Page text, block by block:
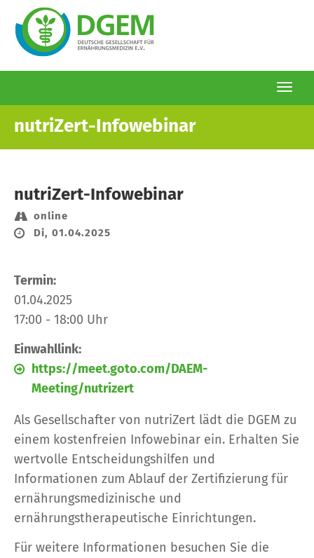
zumnutriZert-Infowebinar
nutriZert-Infowebinar
online
Di, 01.04.2025
Termin:
01.04.2025
17:00 - 18:00 Uhr
Einwahllink:
https://meet.goto.com/DAEM-
Meeting/nutrizert
Als Gesellschafter von nutriZert lädt die DGEM zu
einem kostenfreien Infowebinar ein. Erhalten Sie
wertvolle Entscheidungshilfen und
Informationen zum Ablauf der Zertifizierung für
ernährungsmedizinische und
ernährungstherapeutische Einrichtungen.
Für weitere Informationen besuchen Sie die